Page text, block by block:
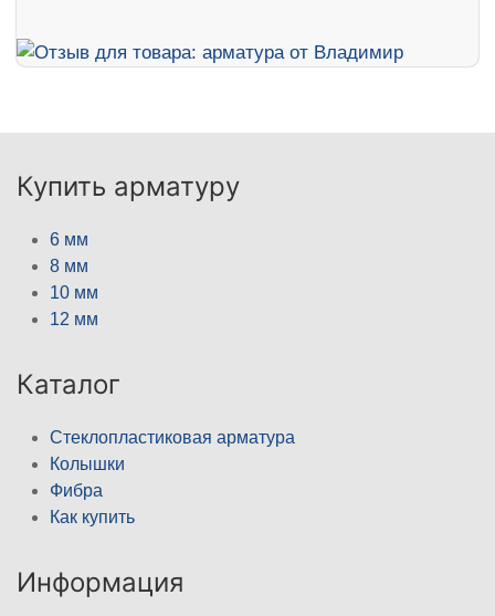
Купить арматуру
6 мм
8 мм
10 мм
12 мм
Каталог
Стеклопластиковая арматура
Колышки
Фибра
Как купить
Информация